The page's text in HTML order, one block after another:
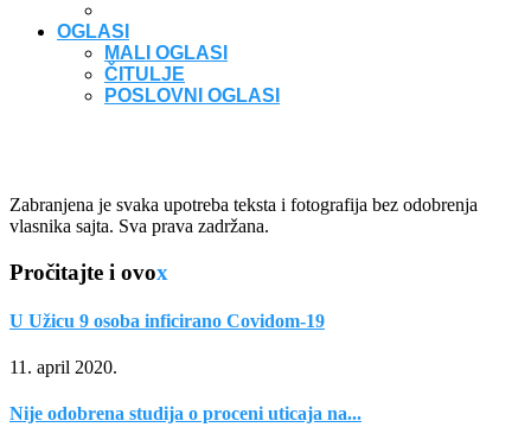
OGLASI
MALI OGLASI
ČITULJE
POSLOVNI OGLASI
Zabranjena je svaka upotreba teksta i fotografija bez odobrenja
vlasnika sajta. Sva prava zadržana.
Pročitajte i ovox
U Užicu 9 osoba inficirano Covidom-19
11. april 2020.
Nije odobrena studija o proceni uticaja na...